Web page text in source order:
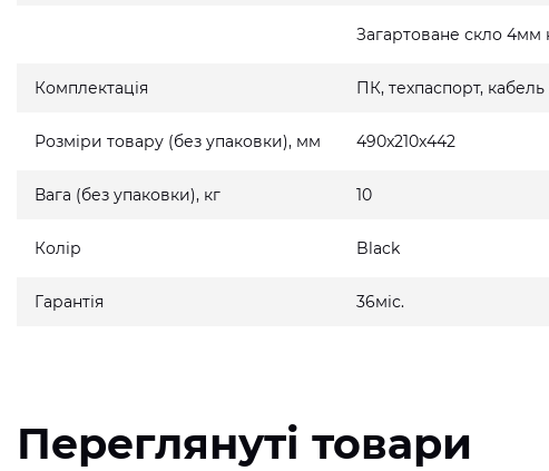
Загартоване скло 4мм
Комплектація ПК, техпаспорт,
Розміри товару (без упаковки), мм 490x210x442
Вага (без упаковки), кг 10
Колір Black
Гарантія 36міс.
Переглянуті товари